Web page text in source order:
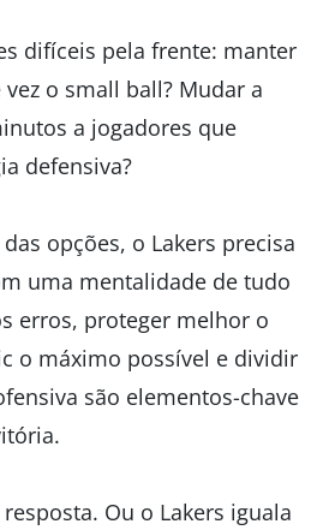
difíceis pela frente: manter
o small ball? Mudar a
a jogadores que
defensiva?
opções, o Lakers precisa
uma mentalidade de tudo
erros, proteger melhor o
o máximo possível e dividir
são elementos-chave
Ou o Lakers iguala